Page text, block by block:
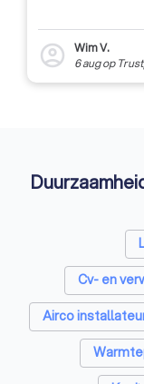
account_circle
Wim V.
6 augop
Cv- en
Airco